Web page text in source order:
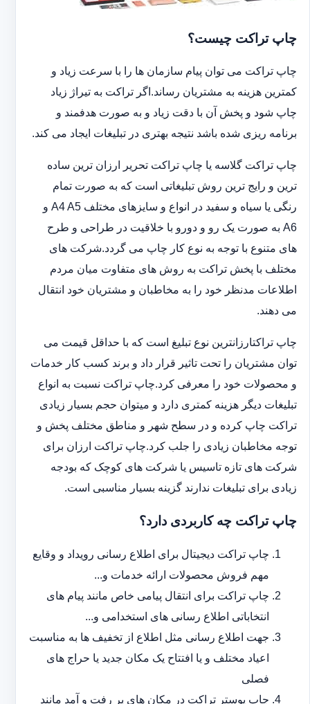
چاپ تراکت چیست؟
چاپ تراکت می توان پیام سازمان ها را با سرعت زیاد و
کمترین هزینه به مشتریان رساند.اگر تراکت به تیراژ زیاد
چاپ شود و پخش آن با دقت زیاد و به صورت هدفمند و
برنامه ریزی شده باشد نتیجه بهتری در تبلیغات ایجاد می کند.
چاپ تراکت گلاسه یا چاپ تراکت تحریر ارزان ترین ساده
ترین و رایج ترین روش تبلیغاتی است که به صورت تمام
رنگی یا سیاه و سفید در انواع و سایزهای مختلف A4 A5 و
A6 به صورت یک رو و دورو با خلاقیت در طراحی و طرح
های متنوع با توجه به نوع کار چاپ می گردد.شرکت های
مختلف با پخش تراکت به روش های متفاوت میان مردم
اطلاعات مدنظر خود را به مخاطبان و مشتریان خود انتقال
می دهند.
چاپ تراکت‏ارزانترین نوع تبلیغ است که با حداقل قیمت می
توان مشتریان را تحت تاثیر قرار داد و برند کسب کار خدمات
و محصولات خود را معرفی کرد.چاپ تراکت نسبت به انواع
تبلیغات دیگر هزینه کمتری دارد و می‎توان حجم بسیار زیادی
تراکت چاپ کرده و در سطح شهر و مناطق مختلف پخش و
توجه مخاطبان زیادی را جلب کرد.چاپ تراکت ارزان برای
شرکت های تازه تاسیس یا شرکت های کوچک که بودجه
زیادی برای تبلیغات ندارند گزینه بسیار مناسبی است.
چاپ تراکت چه کاربردی دارد؟
چاپ تراکت دیجیتال برای اطلاع رسانی رویداد و وقایع
مهم فروش محصولات ارائه خدمات و...
چاپ تراکت برای انتقال پیامی خاص مانند پیام های
انتخاباتی اطلاع رسانی های استخدامی و...
جهت اطلاع رسانی مثل اطلاع از تخفیف ها به مناسبت
اعیاد مختلف و یا افتتاح یک مکان جدید یا حراج های
فصلی
چاپ پوستر تراکت در مکان های پر رفت و آمد مانند